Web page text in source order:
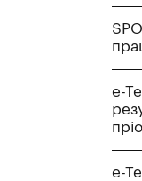
e-
e-